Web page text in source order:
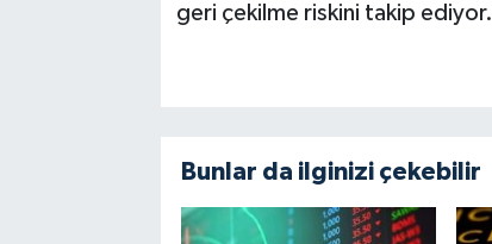
geri çekilme riskini takip ediyor.
Bunlar da ilginizi çekebilir